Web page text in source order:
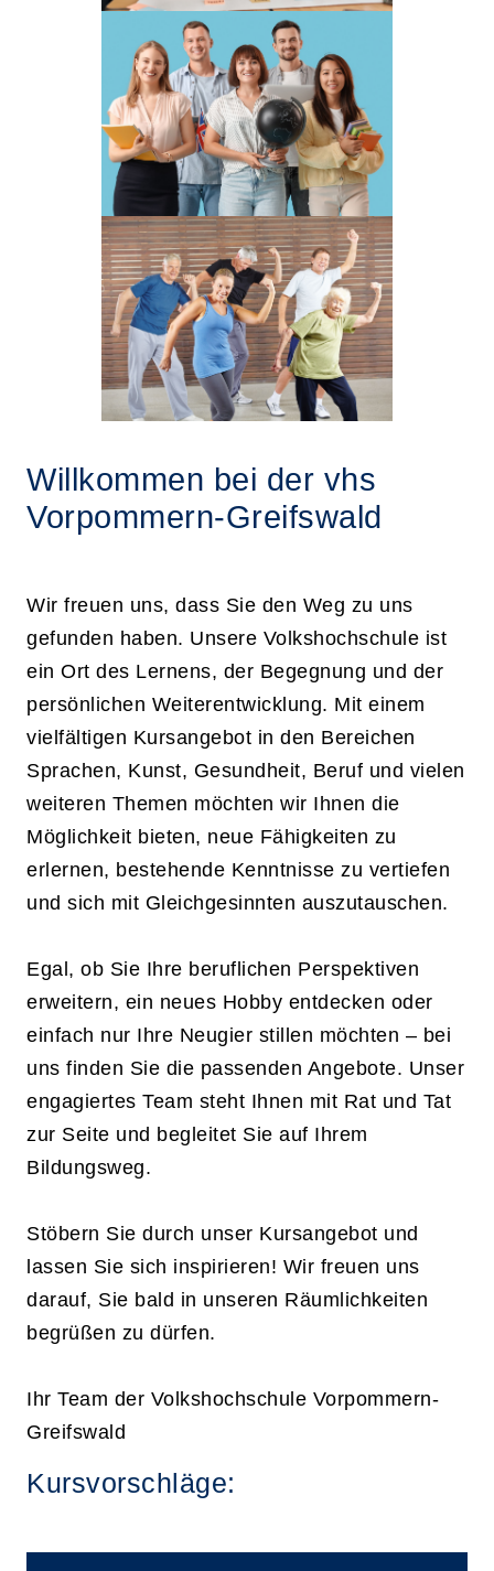
Willkommen bei der vhs
Vorpommern-Greifswald
Wir freuen uns, dass Sie den Weg zu uns
gefunden haben. Unsere Volkshochschule ist
ein Ort des Lernens, der Begegnung und der
persönlichen Weiterentwicklung. Mit einem
vielfältigen Kursangebot in den Bereichen
Sprachen, Kunst, Gesundheit, Beruf und vielen
weiteren Themen möchten wir Ihnen die
Möglichkeit bieten, neue Fähigkeiten zu
erlernen, bestehende Kenntnisse zu vertiefen
und sich mit Gleichgesinnten auszutauschen.
Egal, ob Sie Ihre beruflichen Perspektiven
erweitern, ein neues Hobby entdecken oder
einfach nur Ihre Neugier stillen möchten – bei
uns finden Sie die passenden Angebote. Unser
engagiertes Team steht Ihnen mit Rat und Tat
zur Seite und begleitet Sie auf Ihrem
Bildungsweg.
Stöbern Sie durch unser Kursangebot und
lassen Sie sich inspirieren! Wir freuen uns
darauf, Sie bald in unseren Räumlichkeiten
begrüßen zu dürfen.
Ihr Team der Volkshochschule Vorpommern-
Greifswald
Kursvorschläge: